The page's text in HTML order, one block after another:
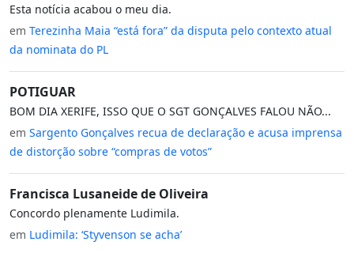
Esta notícia acabou o meu dia.
em Terezinha Maia “está fora” da disputa pelo contexto atual
da nominata do PL
POTIGUAR
BOM DIA XERIFE, ISSO QUE O SGT GONÇALVES FALOU NÃO...
em Sargento Gonçalves recua de declaração e acusa imprensa
de distorção sobre “compras de votos”
Francisca Lusaneide de Oliveira
Concordo plenamente Ludimila.
em Ludimila: ‘Styvenson se acha’